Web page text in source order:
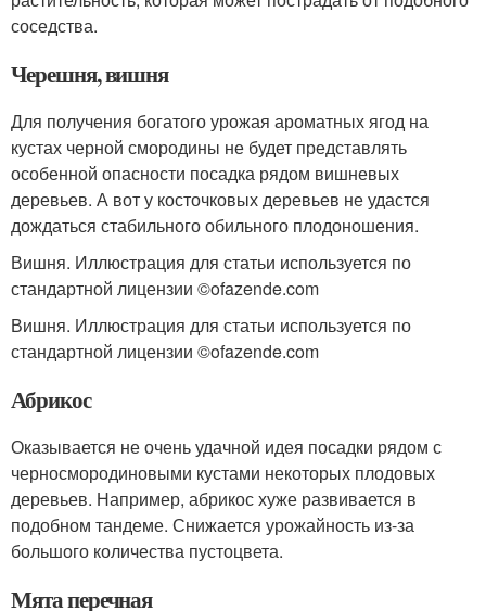
соседства.
Черешня, вишня
Для получения богатого урожая ароматных ягод на
кустах черной смородины не будет представлять
особенной опасности посадка рядом вишневых
деревьев. А вот у косточковых деревьев не удастся
дождаться стабильного обильного плодоношения.
Вишня. Иллюстрация для статьи используется по
стандартной лицензии ©ofazende.com
Вишня. Иллюстрация для статьи используется по
стандартной лицензии ©ofazende.com
Абрикос
Оказывается не очень удачной идея посадки рядом с
черносмородиновыми кустами некоторых плодовых
деревьев. Например, абрикос хуже развивается в
подобном тандеме. Снижается урожайность из-за
большого количества пустоцвета.
Мята перечная